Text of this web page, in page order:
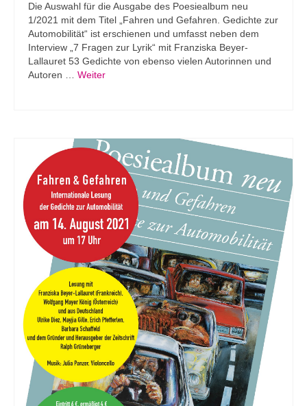
Die Auswahl für die Ausgabe des Poesiealbum neu
1/2021 mit dem Titel „Fahren und Gefahren. Gedichte zur
Automobilität“ ist erschienen und umfasst neben dem
Interview „7 Fragen zur Lyrik“ mit Franziska Beyer-
Lallauret 53 Gedichte von ebenso vielen Autorinnen und
Autoren … Weiter